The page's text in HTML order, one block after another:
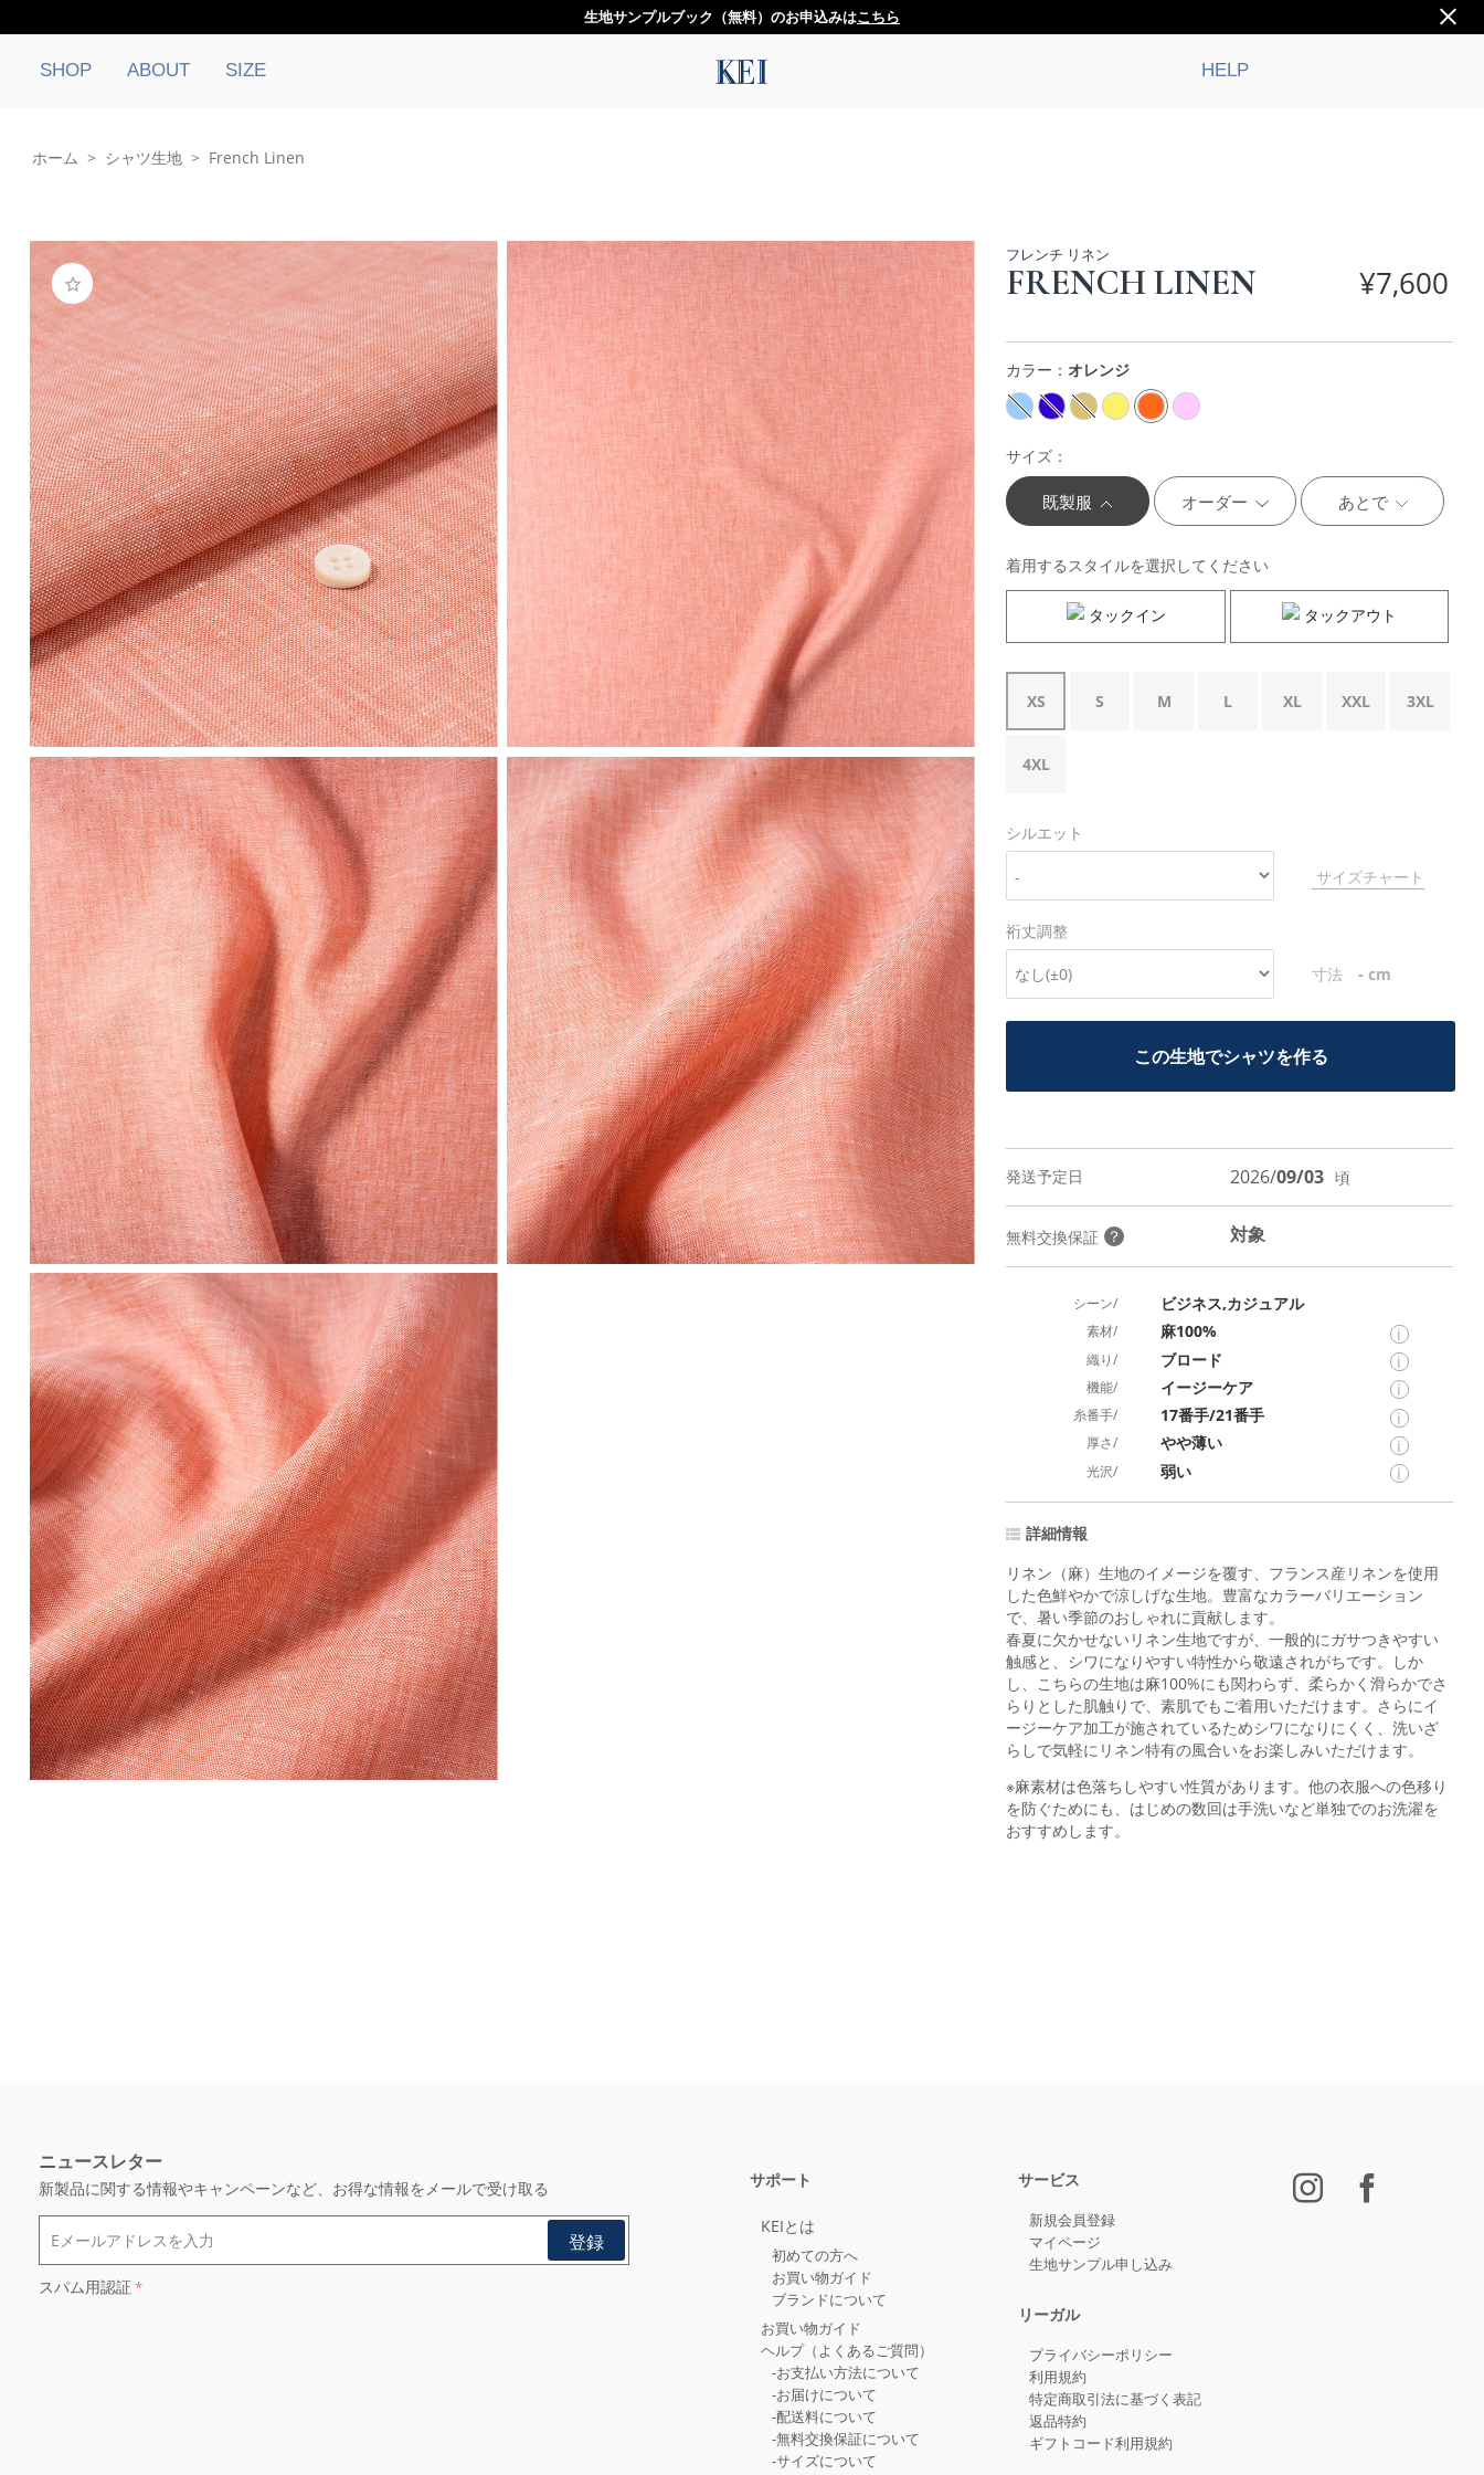
生地サンプルブック（無料）のお申込みはこちら
SHOP ABOUT SIZE HELP
ホーム > シャツ生地 > French Linen
フレンチ リネン
FRENCH LINEN ¥7,600
カラー：オレンジ
サイズ：
既製服 オーダー あとで
着用するスタイルを選択してください
タックイン タックアウト
XS S M L XL XXL 3XL
4XL
シルエット
サイズチャート
裄丈調整
寸法 -cm
この生地でシャツを作る
発送予定日 2026/09/03 頃
無料交換保証 ？ 対象
シーン/ ビジネス,カジュアル
素材/ 麻100% i
織り/ ブロード i
機能/ イージーケア i
糸番手/ 17番手/21番手 i
厚さ/ やや薄い i
光沢/ 弱い i
詳細情報
リネン（麻）生地のイメージを覆す、フランス産リネンを使用
した色鮮やかで涼しげな生地。豊富なカラーバリエーション
で、暑い季節のおしゃれに貢献します。
春夏に欠かせないリネン生地ですが、一般的にガサつきやすい
触感と、シワになりやすい特性から敬遠されがちです。しか
し、こちらの生地は麻100%にも関わらず、柔らかく滑らかでさ
らりとした肌触りで、素肌でもご着用いただけます。さらにイ
ージーケア加工が施されているためシワになりにくく、洗いざ
らしで気軽にリネン特有の風合いをお楽しみいただけます。
※麻素材は色落ちしやすい性質があります。他の衣服への色移り
を防ぐためにも、はじめの数回は手洗いなど単独でのお洗濯を
おすすめします。
ニュースレター
新製品に関する情報やキャンペーンなど、お得な情報をメールで受け取る
スパム用認証
サポート
KEIとは
初めての方へ
お買い物ガイド
ブランドについて
お買い物ガイド
ヘルプ（よくあるご質問）
-お支払い方法について
-お届けについて
-配送料について
-無料交換保証について
-サイズについて
サービス
新規会員登録
マイページ
生地サンプル申し込み
リーガル
プライバシーポリシー
利用規約
特定商取引法に基づく表記
返品特約
ギフトコード利用規約